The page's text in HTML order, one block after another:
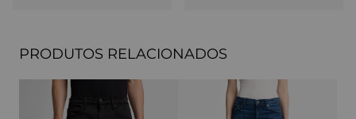
PRODUTOS RELACIONADOS